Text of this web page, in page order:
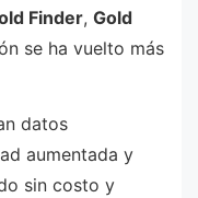
Finder, Gold
se ha vuelto más
datos
aumentada y
sin costo y